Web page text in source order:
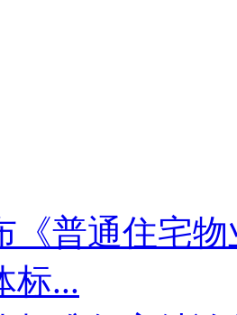
《普通住宅
标...